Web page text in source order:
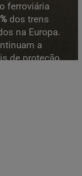
ferroviária
dos trens
na Europa.
a
de proteção